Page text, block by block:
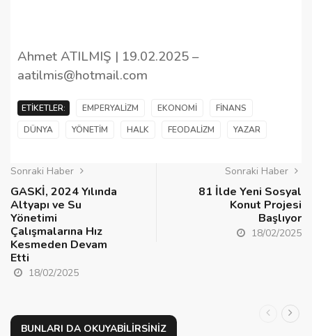
Ahmet ATILMIŞ | 19.02.2025 –
aatilmis@hotmail.com
ETIKETLER: EMPERYALIZM EKONOMI
FINANS
DÜNYA
YÖNETIM HALK FEODALIZM YAZAR
Sonraki Haber
GASKİ, 2024 Yılında
Altyapı ve Su
Yönetimi
Çalışmalarına Hız
Kesmeden Devam
Etti
18/02/2025
Sonraki Haber
81 İlde Yeni Sosyal
Konut Projesi
Başlıyor
18/02/2025
BUNLARI DA OKUYABILIRSINIZ